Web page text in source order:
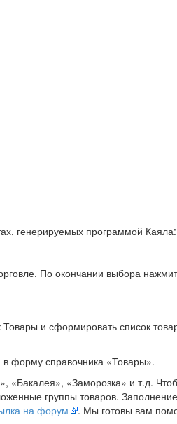
генерируемых программой
По окончании выбора
и сформировать список
форму справочника «Товары».
«Бакалея», «Заморозка» и т.д.
группы товаров.
на форум . Мы готовы вам